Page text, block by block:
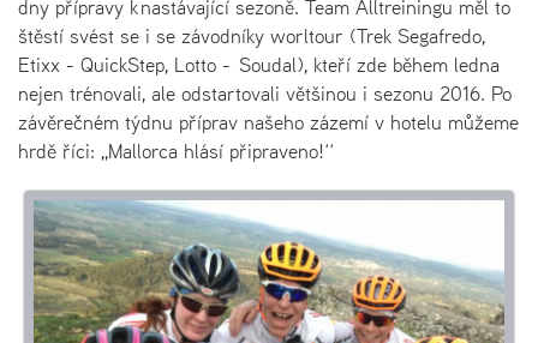
dny přípravy k nastávající sezoně. Team Alltreiningu měl to
štěstí svést se i se závodníky worltour (Trek Segafredo,
Etixx - QuickStep, Lotto - Soudal), kteří zde během ledna
nejen trénovali, ale odstartovali většinou i sezonu 2016. Po
závěrečném týdnu příprav našeho zázemí v hotelu můžeme
hrdě říci: ,,Mallorca hlásí připraveno!‘‘